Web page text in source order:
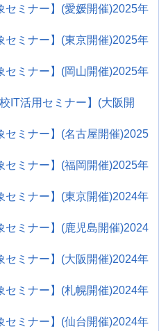
セミナー】(愛媛開催)2025年
セミナー】(東京開催)2025年
セミナー】(岡山開催)2025年
IT活用セミナー】(大阪開
セミナー】(名古屋開催)2025
セミナー】(福岡開催)2025年
セミナー】(東京開催)2024年
セミナー】(鹿児島開催)2024
セミナー】(大阪開催)2024年
セミナー】(札幌開催)2024年
セミナー】(仙台開催)2024年